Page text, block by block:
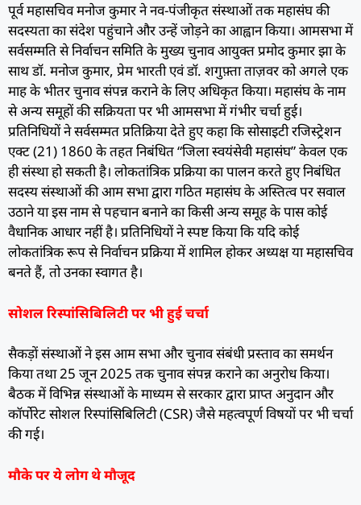
पूर्व महासचिव मनोज कुमार ने नव-पंजीकृत संस्थाओं तक महासंघ की
सदस्यता का संदेश पहुंचाने और उन्हें जोड़ने का आह्वान किया। आमसभा में
सर्वसम्मति से निर्वाचन समिति के मुख्य चुनाव आयुक्त प्रमोद कुमार झा के
साथ डॉ. मनोज कुमार, प्रेम भारती एवं डॉ. शगुफ़्ता ताज़वर को अगले एक
माह के भीतर चुनाव संपन्न कराने के लिए अधिकृत किया। महासंघ के नाम
से अन्य समूहों की सक्रियता पर भी आमसभा में गंभीर चर्चा हुई।
प्रतिनिधियों ने सर्वसम्मत प्रतिक्रिया देते हुए कहा कि सोसाइटी रजिस्ट्रेशन
एक्ट (21) 1860 के तहत निबंधित “जिला स्वयंसेवी महासंघ” केवल एक
ही संस्था हो सकती है। लोकतांत्रिक प्रक्रिया का पालन करते हुए निबंधित
सदस्य संस्थाओं की आम सभा द्वारा गठित महासंघ के अस्तित्व पर सवाल
उठाने या इस नाम से पहचान बनाने का किसी अन्य समूह के पास कोई
वैधानिक आधार नहीं है। प्रतिनिधियों ने स्पष्ट किया कि यदि कोई
लोकतांत्रिक रूप से निर्वाचन प्रक्रिया में शामिल होकर अध्यक्ष या महासचिव
बनते हैं, तो उनका स्वागत है।
सोशल रिस्पांसिबिलिटी पर भी हुई चर्चा
सैकड़ों संस्थाओं ने इस आम सभा और चुनाव संबंधी प्रस्ताव का समर्थन
किया तथा 25 जून 2025 तक चुनाव संपन्न कराने का अनुरोध किया।
बैठक में विभिन्न संस्थाओं के माध्यम से सरकार द्वारा प्राप्त अनुदान और
कॉर्पोरेट सोशल रिस्पांसिबिलिटी (CSR) जैसे महत्वपूर्ण विषयों पर भी चर्चा
की गई।
मौके पर ये लोग थे मौजूद